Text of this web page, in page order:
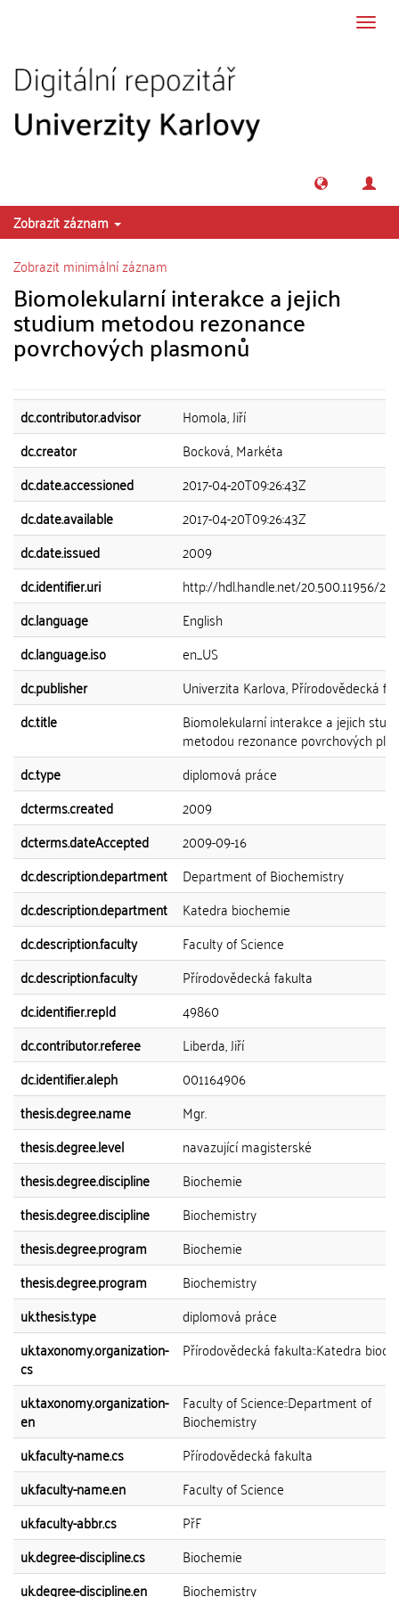
Zobrazit záznam
Zobrazit minimální záznam
Biomolekularní interakce a jejich
studium metodou rezonance
povrchových plasmonů
dc.contributor.advisor
Homola, Jiří
dc.creator
Bocková, Markéta
dc.date.accessioned
2017-04-20T09:26:43Z
dc.date.available
2017-04-20T09:26:43Z
dc.date.issued
2009
dc.identifier.uri
http://hdl.handle.net/20.500.11956/
dc.language
English
dc.language.iso
en_US
dc.publisher
Univerzita Karlova, Přírodovědecká
dc.title
Biomolekularní interakce a jejich
metodou rezonance povrchových
dc.type
diplomová práce
dcterms.created
2009
dcterms.dateAccepted
2009-09-16
dc.description.department
Department of Biochemistry
dc.description.department
Katedra biochemie
dc.description.faculty
Faculty of Science
dc.description.faculty
Přírodovědecká fakulta
dc.identifier.repId
49860
dc.contributor.referee
Liberda, Jiří
dc.identifier.aleph
001164906
thesis.degree.name
Mgr.
thesis.degree.level
navazující magisterské
thesis.degree.discipline
Biochemie
thesis.degree.discipline
Biochemistry
thesis.degree.program
Biochemie
thesis.degree.program
Biochemistry
uk.thesis.type
diplomová práce
uk.taxonomy.organization-
cs
Přírodovědecká fakulta::Katedra
uk.taxonomy.organization-
en
Faculty of Science::Department of
Biochemistry
uk.faculty-name.cs
Přírodovědecká fakulta
uk.faculty-name.en
Faculty of Science
uk.faculty-abbr.cs
PřF
uk.degree-discipline.cs
Biochemie
uk.degree-discipline.en
Biochemistry